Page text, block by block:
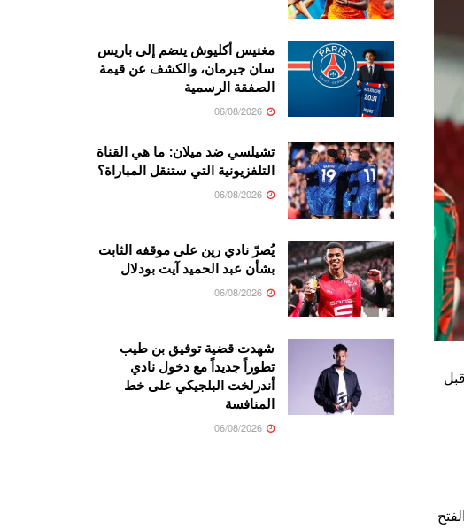
يورو لصالح الفتح
مغنيس أكليوش ينضم إلى باريس
سان جيرمان، والكشف عن قيمة
الصفقة الرسمية
تشيلسي ضد ميلان: ما هي القناة
التلفزيونية التي ستنقل المباراة؟
يُصرّ نادي رين على موقفه الثابت
بشأن عبد الحميد آيت بودلال
شهدت قضية توفيق بن طيب
تطوراً جديداً مع دخول نادي
أندرلخت البلجيكي على خط
المنافسة